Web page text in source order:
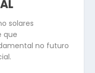
solares
que
no futuro